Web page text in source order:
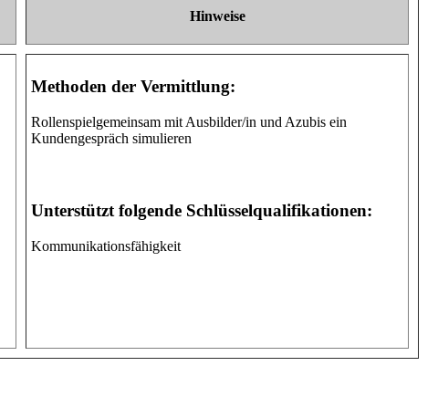
Hinweise
Methoden der Vermittlung:
Rollenspielgemeinsam mit Ausbilder/in und Azubis ein
Kundengespräch simulieren
Unterstützt folgende Schlüsselqualifikationen:
Kommunikationsfähigkeit